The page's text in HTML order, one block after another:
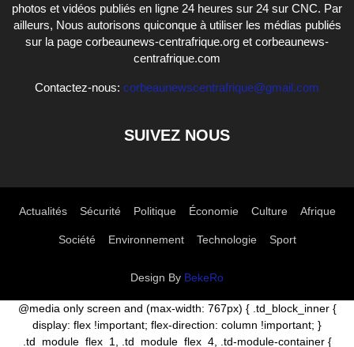
photos et vidéos publiés en ligne 24 heures sur 24 sur CNC. Par
ailleurs, Nous autorisons quiconque à utiliser les médias publiés
sur la page corbeaunews-centrafrique.org et corbeaunews-
centrafrique.com
Contactez-nous: corbeaunewscentrafrique@gmail.com
SUIVEZ NOUS
Actualités Sécurité Politique Économie Culture Afrique
Société Environnement Technologie Sport
Design By BekeRo
@media only screen and (max-width: 767px) { .td_block_inner {
display: flex !important; flex-direction: column !important; }
.td_module_flex_1, .td_module_flex_4, .td-module-container {